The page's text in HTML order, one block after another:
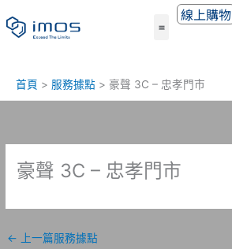
至
線上購物
首頁 服務據點 豪聲 3C – 忠孝門市
豪聲 3C – 忠孝門市
← 上一篇服務據點